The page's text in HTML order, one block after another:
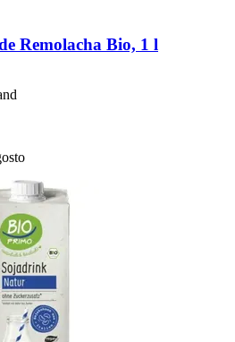
Remolacha Bio, 1 l